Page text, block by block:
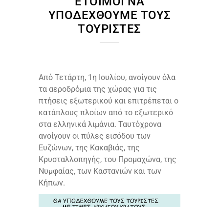
ΥΠΟΔΕΧΘΟΎΜΕ ΤΟΥΣ
ΤΟΥΡΊΣΤΕΣ
Από Τετάρτη, 1η Ιουλίου, ανοίγουν όλα
τα αεροδρόμια της χώρας για τις
πτήσεις εξωτερικού και επιτρέπεται ο
κατάπλους πλοίων από το εξωτερικό
στα ελληνικά λιμάνια. Ταυτόχρονα
ανοίγουν οι πύλες εισόδου των
Ευζώνων, της Κακαβιάς, της
Κρυσταλλοπηγής, του Προμαχώνα, της
Νυμφαίας, των Καστανιών και των
Κήπων.